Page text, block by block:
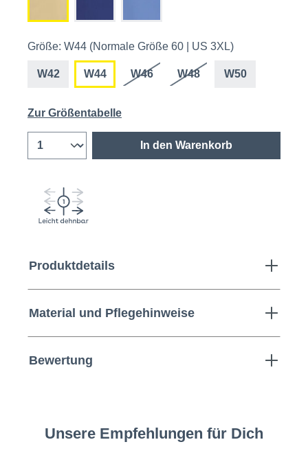
Größe: W44 (Normale Größe 60 | US 3XL)
W42 W44 W46 W48 W50
Zur Größentabelle
In den Warenkorb
Produktdetails
Material und Pflegehinweise
Bewertung
Unsere Empfehlungen für Dich